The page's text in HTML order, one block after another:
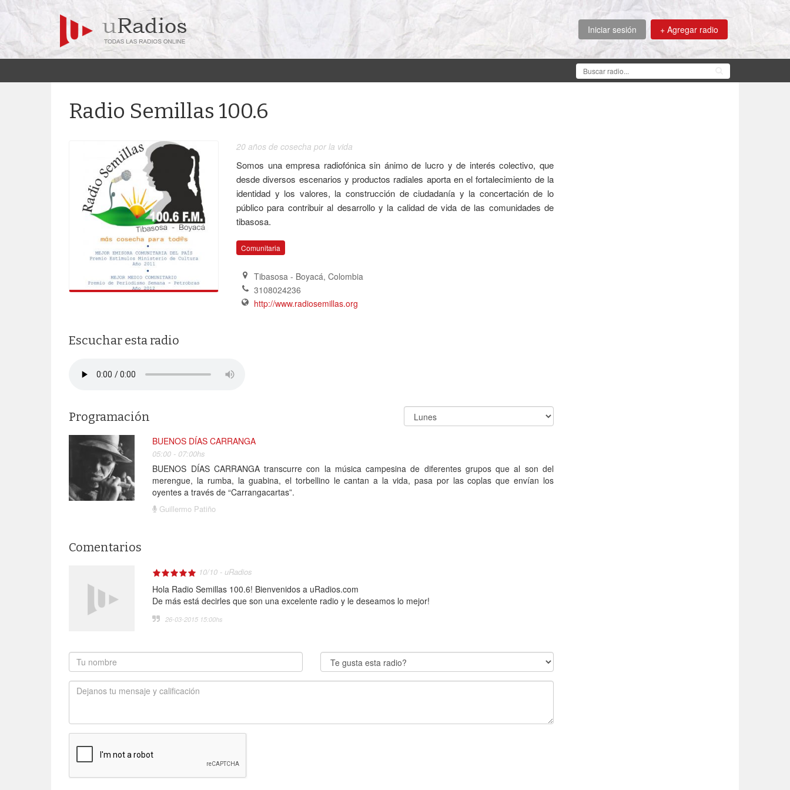
Iniciar sesión + Agregar radio
Radio Semillas 100.6
20 años de cosecha por la vida
Somos una empresa radiofónica sin ánimo de lucro y de interés colectivo, que
desde diversos escenarios y productos radiales aporta en el fortalecimiento de la
identidad y los valores, la construcción de ciudadanía y la concertación de lo
público para contribuir al desarrollo y la calidad de vida de las comunidades de
tibasosa.
Comunitaria
Tibasosa - Boyacá, Colombia
3108024236
http://www.radiosemillas.org
Escuchar esta radio
Programación
BUENOS DÍAS CARRANGA
05:00 - 07:00hs
BUENOS DÍAS CARRANGA transcurre con la música campesina de diferentes grupos que al son del
merengue, la rumba, la guabina, el torbellino le cantan a la vida, pasa por las coplas que envían los
oyentes a través de “Carrangacartas”.
Guillermo Patiño
Comentarios
10/10 - uRadios
Hola Radio Semillas 100.6! Bienvenidos a uRadios.com
De más está decirles que son una excelente radio y le deseamos lo mejor!
26-03-2015 15:00hs